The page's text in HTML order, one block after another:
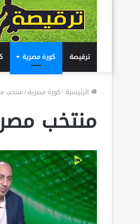
ترقيصة كورة مصرية
الرئيسية/كورة مصرية/منتخب
منتخب